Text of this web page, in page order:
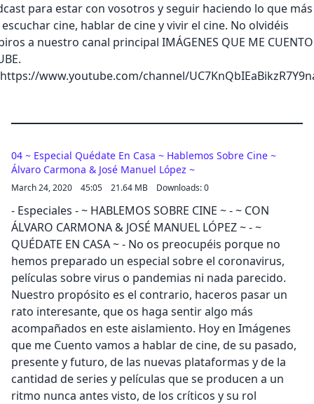
para estar con vosotros y seguir haciendo lo que
cine, hablar de cine y vivir el cine. No olvidéis
a nuestro canal principal IMÁGENES QUE ME
www.youtube.com/channel/
Cancel
04 ~ Especial Quédate En Casa ~ Hablemos Sobre Cine ~
Álvaro Carmona & José Manuel López ~
March 24, 2020 45:05 21.64 MB Downloads: 0
- Especiales - ~ HABLEMOS SOBRE CINE ~ - ~ CON
ÁLVARO CARMONA & JOSÉ MANUEL LÓPEZ ~ - ~
QUÉDATE EN CASA ~ - No os preocupéis porque no
hemos preparado un especial sobre el coronavirus,
películas sobre virus o pandemias ni nada parecido.
Nuestro propósito es el contrario, haceros pasar un
rato interesante, que os haga sentir algo más
acompañados en este aislamiento. Hoy en Imágenes
que me Cuento vamos a hablar de cine, de su pasado,
presente y futuro, de las nuevas plataformas y de la
cantidad de series y películas que se producen a un
ritmo nunca antes visto, de los críticos y su rol